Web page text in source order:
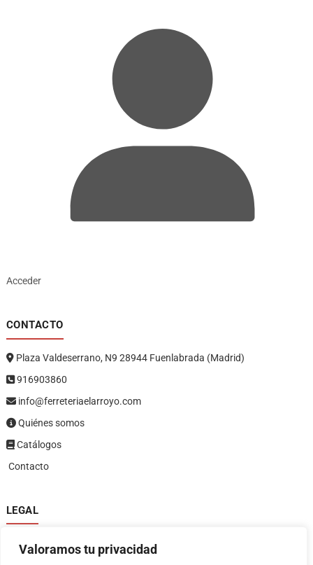
Valoramos tu privacidad
Acceder
CONTACTO
Plaza Valdeserrano, N9 28944 Fuenlabrada (Madrid)
916903860
info@ferreteriaelarroyo.com
Quiénes somos
Catálogos
Contacto
LEGAL
Política de privacidad
Política de devoluciones y reembolsos